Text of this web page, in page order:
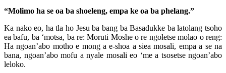
“Molimo ha se oa ba shoeleng, empa ke oa ba phelang.”
Ka nako eo, ha tla ho Jesu ba bang ba Basadukke ba latolang tsoho
ea bafu, ba ‘motsa, ba re: Moruti Moshe o re ngoletse molao o reng:
Ha ngoan’abo motho e mong a e-shoa a siea mosali, empa a se na
bana, ngoan’abo mofu a nyale mosali eo ‘me a tsosetse ngoan’abo
leloko.